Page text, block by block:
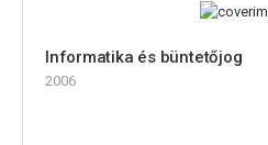
Informatika és büntetőjog
2006